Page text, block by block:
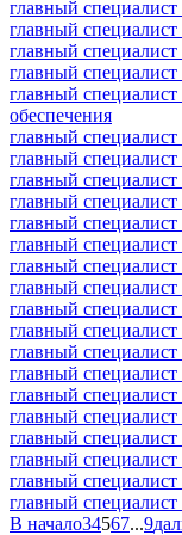
главный
главный
главный специалист
главный специалист
главный специалист
обеспечения
главный специалист
главный
главный
главный специалист
главный специалист
главный
главный
главный специалист
главный специалист
главный
главный специалист
главный
главный
главный специалист
главный специалист
главный специалист
главный
главный специалист
В начало34567...9